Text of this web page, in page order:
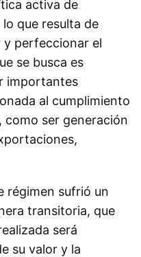
activa de
que resulta de
y perfeccionar el
se busca es
importantes
al cumplimiento
ser generación
régimen sufrió un
transitoria, que
será
su valor y la